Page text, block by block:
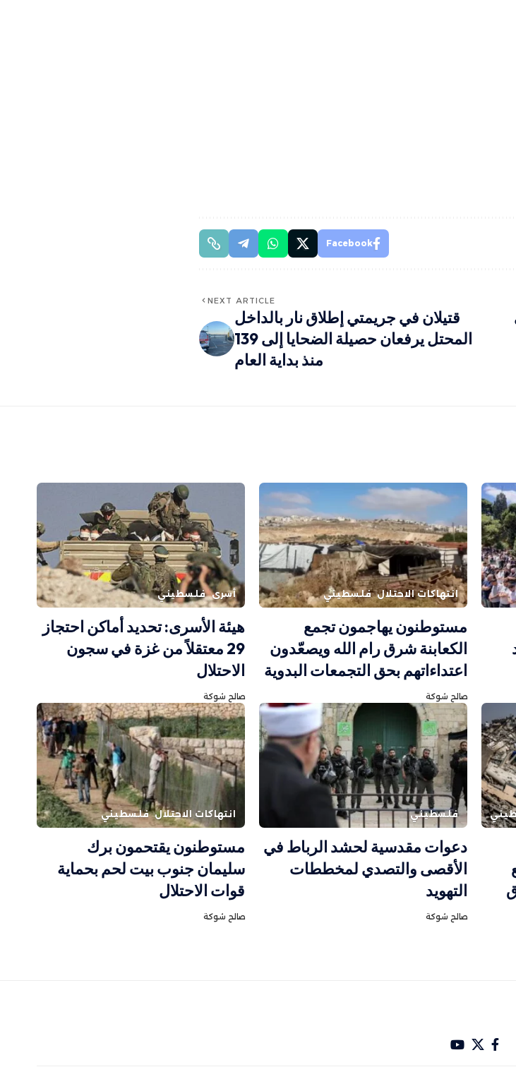
Facebook
NEXT ARTICLE
قتيلان في جريمتي إطلاق نار بالداخل
المحتل يرفعان حصيلة الضحايا إلى 139
منذ بداية العام
انتهاكات الاحتلال فلسطيني
مستوطنون يهاجمون تجمع
الكعابنة شرق رام الله ويصعّدون
اعتداءاتهم بحق التجمعات البدوية
صالح شوكة
أسرى فلسطيني
هيئة الأسرى: تحديد أماكن احتجاز
29 معتقلاً من غزة في سجون
الاحتلال
صالح شوكة
فلسطيني
دعوات مقدسية لحشد الرباط في
الأقصى والتصدي لمخططات
التهويد
صالح شوكة
انتهاكات الاحتلال فلسطيني
مستوطنون يقتحمون برك
سليمان جنوب بيت لحم بحماية
قوات الاحتلال
صالح شوكة